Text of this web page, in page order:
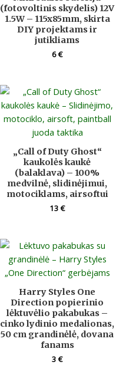
(fotovoltinis skydelis) 12V
1.5W – 115x85mm, skirta
DIY projektams ir
jutikliams
6€
„Call of Duty Ghost“
kaukolės kaukė
(balaklava) – 100%
medvilnė, slidinėjimui,
motociklams, airsoftui
13€
Harry Styles One
Direction popierinio
lėktuvėlio pakabukas –
cinko lydinio medalionas,
50 cm grandinėlė, dovana
fanams
3€